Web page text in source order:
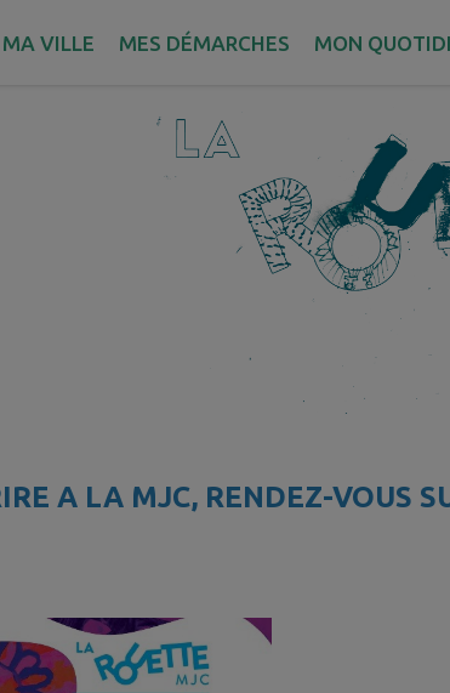
de page
MA VILLE MES DÉMARCHES MON
A LA MJC, RENDEZ-VOUS